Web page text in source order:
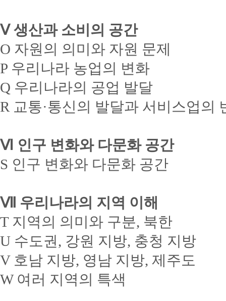
Ⅴ 생산과 소비의 공간
O 자원의 의미와 자원 문제
P 우리나라 농업의 변화
Q 우리나라의 공업 발달
R 교통·통신의 발달과 서비스업의
Ⅵ 인구 변화와 다문화 공간
S 인구 변화와 다문화 공간
Ⅶ 우리나라의 지역 이해
T 지역의 의미와 구분, 북한
U 수도권, 강원 지방, 충청 지방
V 호남 지방, 영남 지방, 제주도
W 여러 지역의 특색